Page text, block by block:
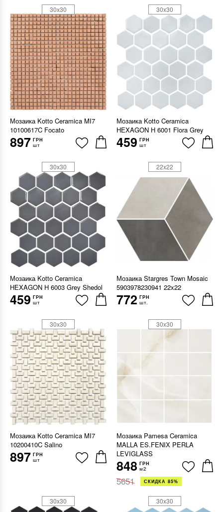
Мозаика Kotto Ceramica MI7
10100617C Focato
897 ГРН
шт
30x30
Мозаика Kotto Ceramica
HEXAGON H 6001 Flora Grey
459 ГРН
шт
30x30
Мозаика Kotto Ceramica
HEXAGON H 6003 Grey Shedol
459 ГРН
шт
30x30
Мозаика Stargres Town Mosaic
5903978230941 22x22
772 ГРН
шт.
22x22
Мозаика Kotto Ceramica MI7
10200410C Salino
897 ГРН
шт
30x30
Мозаика Pamesa Ceramica
MALLA ES.FENIX PERLA
LEVIGLASS
848 ГРН
м2
5651 СКИДКА 85%
30x30
30x30 30x30